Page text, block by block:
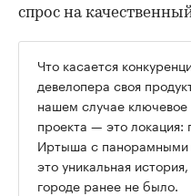
спрос на
Что касается
девелопера своя
нашем случае
проекта — это локация:
Иртыша с панорамными
это уникальная
городе ранее не было.